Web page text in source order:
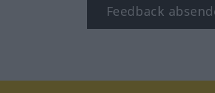
Feedback